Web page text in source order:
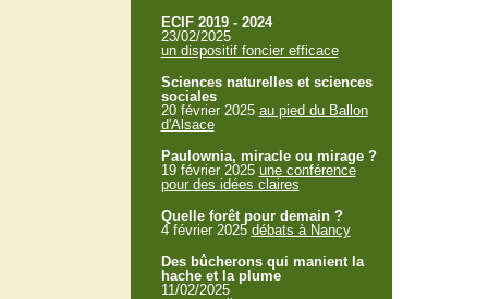
ECIF 2019 - 2024
23/02/2025
un dispositif foncier efficace
Sciences naturelles et sciences
sociales
20 février 2025 au pied du Ballon
d'Alsace
Paulownia, miracle ou mirage ?
19 février 2025 une conférence
pour des idées claires
Quelle forêt pour demain ?
4 février 2025 débats à Nancy
Des bûcherons qui manient la
hache et la plume
11/02/2025